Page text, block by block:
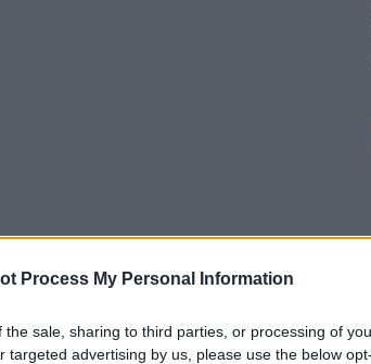
Process My Personal Information
the sale, sharing to third parties, or processing of
targeted advertising by us, please use the below